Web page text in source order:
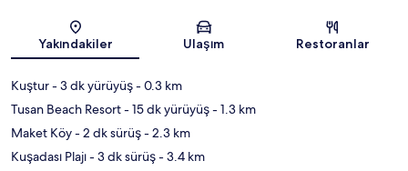
Yakındakiler Ulaşım Restoranlar
Kuştur- 3 dk yürüyüş- 0.3 km
Tusan Beach Resort- 15 dk yürüyüş- 1.3 km
Maket Köy- 2 dk sürüş- 2.3 km
Kuşadası Plajı- 3 dk sürüş- 3.4 km